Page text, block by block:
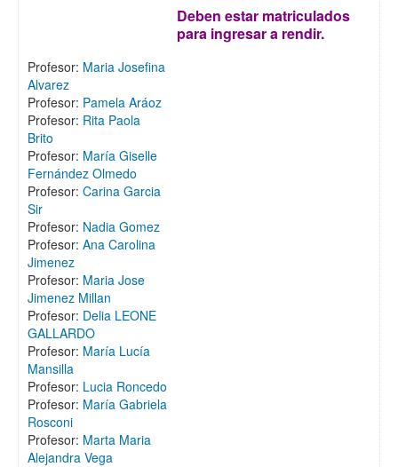
Deben estar matriculados
para ingresar a rendir.
Profesor: Maria Josefina
Alvarez
Profesor: Pamela Aráoz
Profesor: Rita Paola
Brito
Profesor: María Giselle
Fernández Olmedo
Profesor: Carina Garcia
Sir
Profesor: Nadia Gomez
Profesor: Ana Carolina
Jimenez
Profesor: Maria Jose
Jimenez Millan
Profesor: Delia LEONE
GALLARDO
Profesor: María Lucía
Mansilla
Profesor: Lucia Roncedo
Profesor: María Gabriela
Rosconi
Profesor: Marta Maria
Alejandra Vega